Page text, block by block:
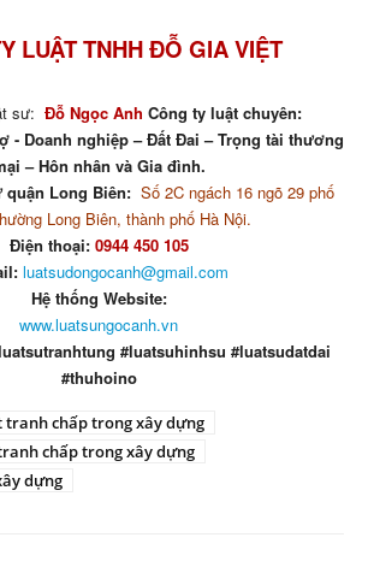
LUẬT TNHH ĐỖ GIA VIỆT
sư: Đỗ Ngọc Anh Công ty luật chuyên:
- Doanh nghiệp – Đất Đai – Trọng tài thương
– Hôn nhân và Gia đình.
Long Biên: Số 2C ngách 16 ngõ 29 phố
Long Biên, thành phố Hà Nội.
Điện thoại: 0944 450 105
luatsudongocanh@gmail.com
Hệ thống Website:
www.luatsungocanh.vn
#luatsuhinhsu #luatsudatdai
#thuhoino
tranh chấp trong xây dựng
chấp trong xây dựng
dựng